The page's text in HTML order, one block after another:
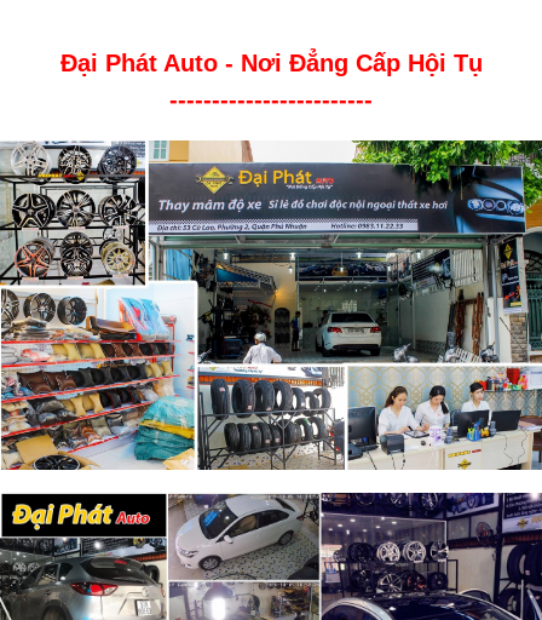
Đại Phát Auto - Nơi Đẳng Cấp Hội Tụ
------------------------